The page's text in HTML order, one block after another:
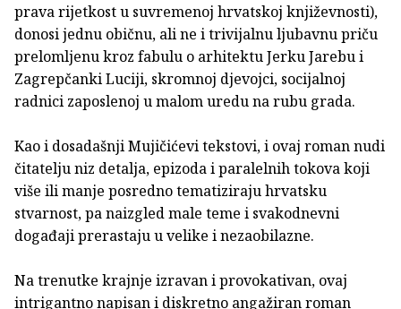
prava rijetkost u suvremenoj hrvatskoj književnosti),
donosi jednu običnu, ali ne i trivijalnu ljubavnu priču
prelomljenu kroz fabulu o arhitektu Jerku Jarebu i
Zagrepčanki Luciji, skromnoj djevojci, socijalnoj
radnici zaposlenoj u malom uredu na rubu grada.
Kao i dosadašnji Mujičićevi tekstovi, i ovaj roman nudi
čitatelju niz detalja, epizoda i paralelnih tokova koji
više ili manje posredno tematiziraju hrvatsku
stvarnost, pa naizgled male teme i svakodnevni
događaji prerastaju u velike i nezaobilazne.
Na trenutke krajnje izravan i provokativan, ovaj
intrigantno napisan i diskretno angažiran roman